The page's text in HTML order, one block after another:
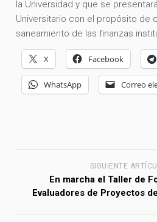
la Universidad y que se
Universitario con el propósito de
saneamiento de las finanzas
X Facebook
WhatsApp Correo
SIGUIENTE
En marcha el Taller de
Evaluadores de Proyectos